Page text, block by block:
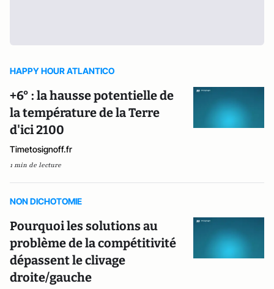
HAPPY HOUR ATLANTICO
+6° : la hausse potentielle de
la température de la Terre
d'ici 2100
Timetosignoff.fr
1 min de lecture
NON DICHOTOMIE
Pourquoi les solutions au
problème de la compétitivité
dépassent le clivage
droite/gauche